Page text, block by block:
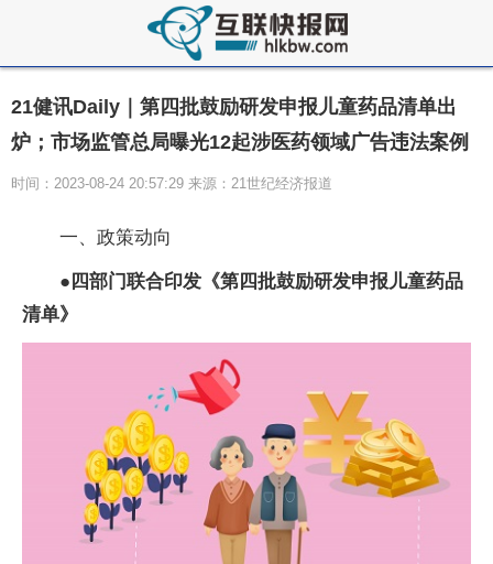
21健讯Daily｜第四批鼓励研发申报儿童药品清单出
炉；市场监管总局曝光12起涉医药领域广告违法案例
时间：2023-08-24 20:57:29 来源：21世纪经济报道
一、政策动向
● 四部门联合印发《第四批鼓励研发申报儿童药品
清单》